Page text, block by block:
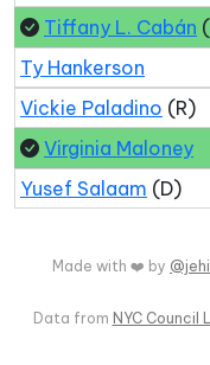
Tiffany L. Cabán
Ty Hankerson
Vickie Paladino (R)
Virginia Maloney
Yusef Salaam (D)
Made with ❤️ by
Data from NYC Council